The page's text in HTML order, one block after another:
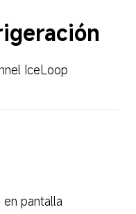
IceLoop
pantalla